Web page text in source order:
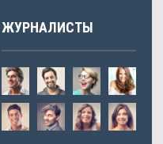
ЖУРНАЛИСТЫ